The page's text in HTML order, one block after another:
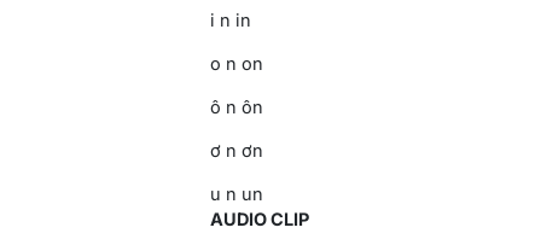
i n in
o n on
ô n ôn
ơ n ơn
u n un
AUDIO CLIP